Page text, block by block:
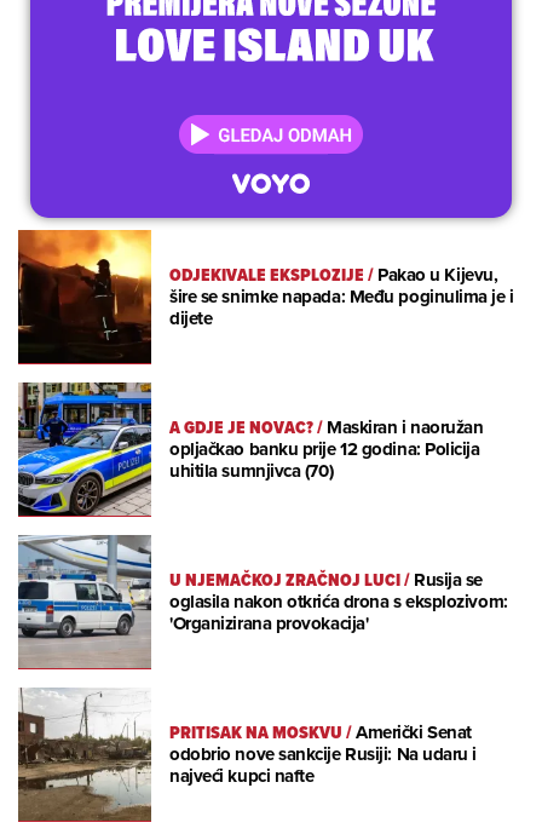
ODJEKIVALE EKSPLOZIJE/Pakao u Kijevu,
šire se snimke napada: Među poginulima je i
dijete
A GDJE JE NOVAC?/Maskiran i naoružan
opljačkao banku prije 12 godina: Policija
uhitila sumnjivca (70)
U NJEMAČKOJ ZRAČNOJ LUCI/Rusija se
oglasila nakon otkrića drona s eksplozivom:
'Organizirana provokacija'
PRITISAK NA MOSKVU/Američki Senat
odobrio nove sankcije Rusiji: Na udaru i
najveći kupci nafte